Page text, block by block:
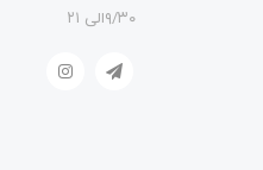
۹/۳۰الی ۲۱